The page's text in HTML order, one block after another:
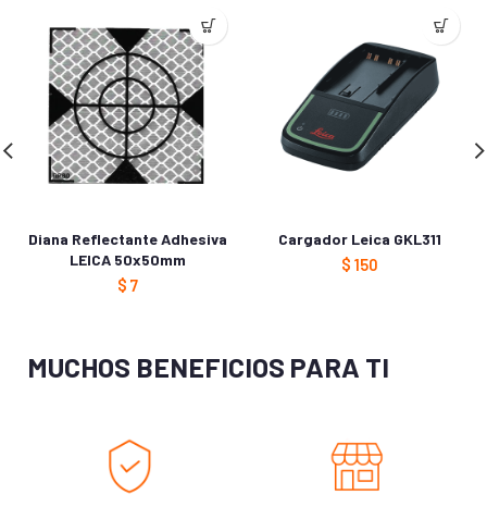
Guarda mi nombre, correo electrónico y web en este
navegador para la próxima vez que comente.
Diana Reflectante Adhesiva
LEICA 50x50mm
$ 7
Cargador Leica GKL311
$ 150
MUCHOS BENEFICIOS PARA TI